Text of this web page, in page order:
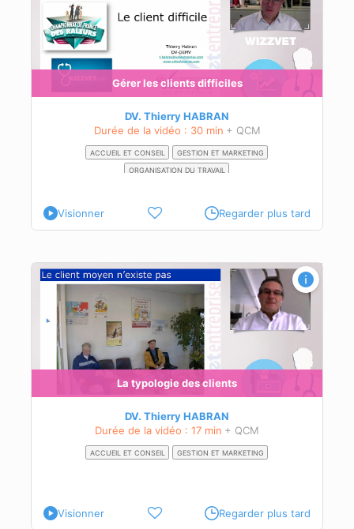
Gérer les clients difficiles
DV. Thierry HABRAN
Durée de la vidéo : 30 min + QCM
ACCUEIL ET CONSEIL
GESTION ET MARKETING
ORGANISATION DU TRAVAIL
Visionner Regarder plus tard
La typologie des clients
DV. Thierry HABRAN
Durée de la vidéo : 17 min + QCM
ACCUEIL ET CONSEIL GESTION ET MARKETING
Visionner Regarder plus tard